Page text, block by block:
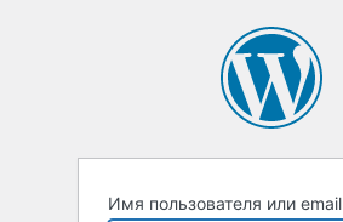
Имя пользователя или email